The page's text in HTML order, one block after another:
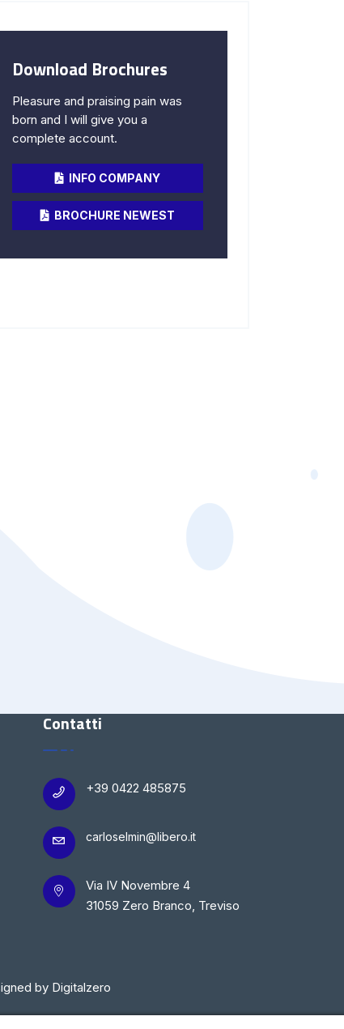
Download Brochures
Pleasure and praising pain was
born and I will give you a
complete account.
INFO COMPANY
BROCHURE NEWEST
Contatti
+39 0422 485875
carloselmin@libero.it
Via IV Novembre 4
31059 Zero Branco, Treviso
by Digitalzero